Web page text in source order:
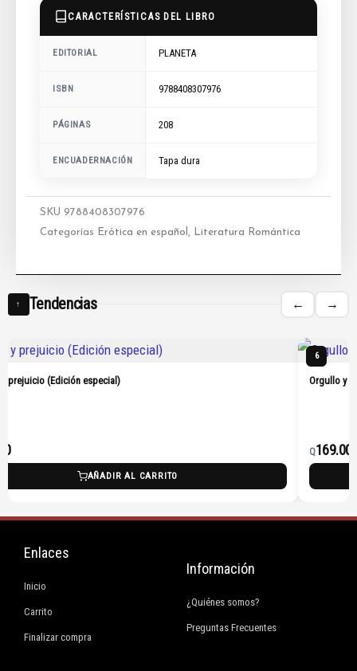
CARACTERÍSTICAS DEL LIBRO
EDITORIAL PLANETA
ISBN 9788408307976
PÁGINAS 208
ENCUADERNACIÓN Tapa dura
SKU 9788408307976
Categorías
Erótica en español Literatura Romántica
↑ Tendencias ← →
prejuicio (Edición especial)
AÑADIR AL CARRITO
6
Orgullo y
Q169.00
Enlaces
Inicio
Carrito
Finalizar compra
Información
¿Quiénes somos?
Preguntas Frecuentes